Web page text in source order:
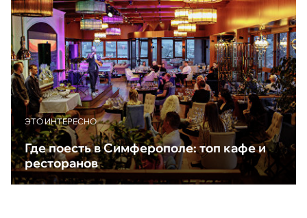
ЭТО ИНТЕРЕСНО
Где поесть в Симферополе: топ кафе и
ресторанов